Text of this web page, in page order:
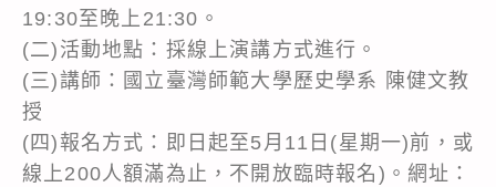
19:30至晚上21:30。
(二)活動地點：採線上演講方式進行。
(三)講師：國立臺灣師範大學歷史學系 陳健文教
授
(四)報名方式：即日起至5月11日(星期一)前，或
線上200人額滿為止，不開放臨時報名)。網址：